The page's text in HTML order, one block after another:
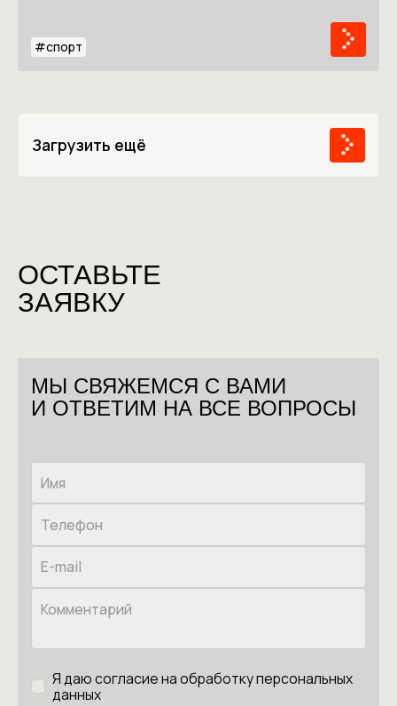
#спорт
Загрузить ещё
ОСТАВЬТЕ
ЗАЯВКУ
МЫ СВЯЖЕМСЯ С ВАМИ
И ОТВЕТИМ НА ВСЕ ВОПРОСЫ
Я даю согласие на обработку персональных
данных